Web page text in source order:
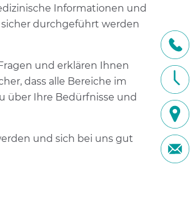
Informationen und
durchgeführt werden
und erklären Ihnen
dass alle Bereiche im
über Ihre Bedürfnisse und
und sich bei uns gut